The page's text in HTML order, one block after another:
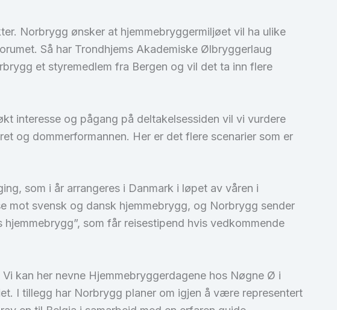
Norbrygg ønsker at hjemmebryggermiljøet vil ha ulike
Så har Trondhjems Akademiske Ølbryggerlaug
et styremedlem fra Bergen og vil det ta inn flere
interesse og pågang på deltakelsessiden vil vi vurdere
og dommerformannen. Her er det flere scenarier som er
som i år arrangeres i Danmark i løpet av våren i
mot svensk og dansk hjemmebrygg, og Norbrygg sender
som får reisestipend hvis vedkommende
kan her nevne Hjemmebryggerdagene hos Nøgne Ø i
I tillegg har Norbrygg planer om igjen å være representert